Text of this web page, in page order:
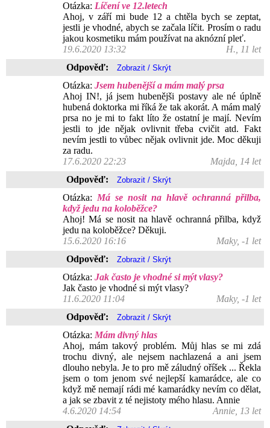
Otázka: Líčení ve 12.letech
Ahoj, v září mi bude 12 a chtěla bych se zeptat,
jestli je vhodné, abych se začala líčit. Prosím o radu
jakou kosmetiku mám používat na aknózní pleť.
19.6.2020 13:32
H., 11 let
Odpověď:
Otázka: Jsem hubenější a mám malý prsa
Ahoj IN!, já jsem hubenějši postavy ale né úplně
hubená doktorka mi říká že tak akorát. A mám malý
prsa no je mi to fakt líto že ostatní je mají. Nevím
jestli to jde nějak ovlivnit třeba cvičit atd. Fakt
nevím jestli to vůbec nějak ovlivnit jde. Moc děkuji
za radu.
17.6.2020 22:23
Majda, 14 let
Odpověď:
Otázka: Má se nosit na hlavě ochranná přilba,
když jedu na koloběžce?
Ahoj! Má se nosit na hlavě ochranná přilba, když
jedu na koloběžce? Děkuji.
15.6.2020 16:16
Maky, -1 let
Odpověď:
Otázka: Jak často je vhodné si mýt vlasy?
Jak často je vhodné si mýt vlasy?
11.6.2020 11:04
Maky, -1 let
Odpověď:
Otázka: Mám divný hlas
Ahoj, mám takový problém. Můj hlas se mi zdá
trochu divný, ale nejsem nachlazená a ani jsem
dlouho nebyla. Je to pro mě záludný oříšek ... Řekla
jsem o tom jenom své nejlepší kamarádce, ale co
když mě nemají rádi mé kamarádky nevím co dělat,
a jak se zbavit z té nejistoty mého hlasu. Annie
4.6.2020 14:54
Annie, 13 let